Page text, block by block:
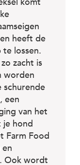
heeft de
lossen.
zacht is
worden
een
van het
je hond
Farm Food
Ook wordt